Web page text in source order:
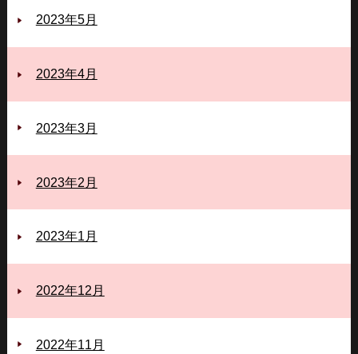
2023年5月
2023年4月
2023年3月
2023年2月
2023年1月
2022年12月
2022年11月